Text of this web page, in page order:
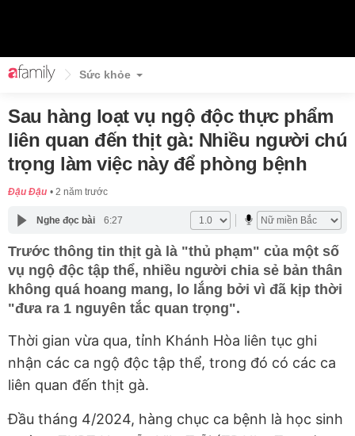
Sức khỏe
Sau hàng loạt vụ ngộ độc thực phẩm
liên quan đến thịt gà: Nhiều người chú
trọng làm việc này để phòng bệnh
Đậu Đậu 2 năm trước
Nghe đọc bài 6:27
Trước thông tin thịt gà là "thủ phạm" của một số
vụ ngộ độc tập thể, nhiều người chia sẻ bản thân
không quá hoang mang, lo lắng bởi vì đã kịp thời
"đưa ra 1 nguyên tắc quan trọng".
Thời gian vừa qua, tỉnh Khánh Hòa liên tục ghi
nhận các ca ngộ độc tập thể, trong đó có các ca
liên quan đến thịt gà.
Đầu tháng 4/2024, hàng chục ca bệnh là học sinh